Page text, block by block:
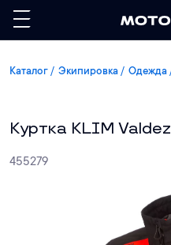
Каталог Экипировка Одежда
Куртка KLIM Valdez
455279